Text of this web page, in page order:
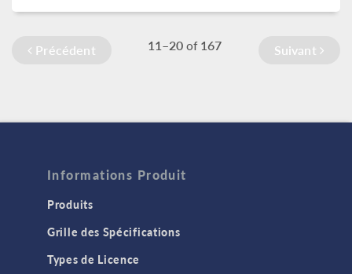
Précédent 11–20 of 167 Suivant
Informations Produit
Produits
Grille des Spécifications
Types de Licence